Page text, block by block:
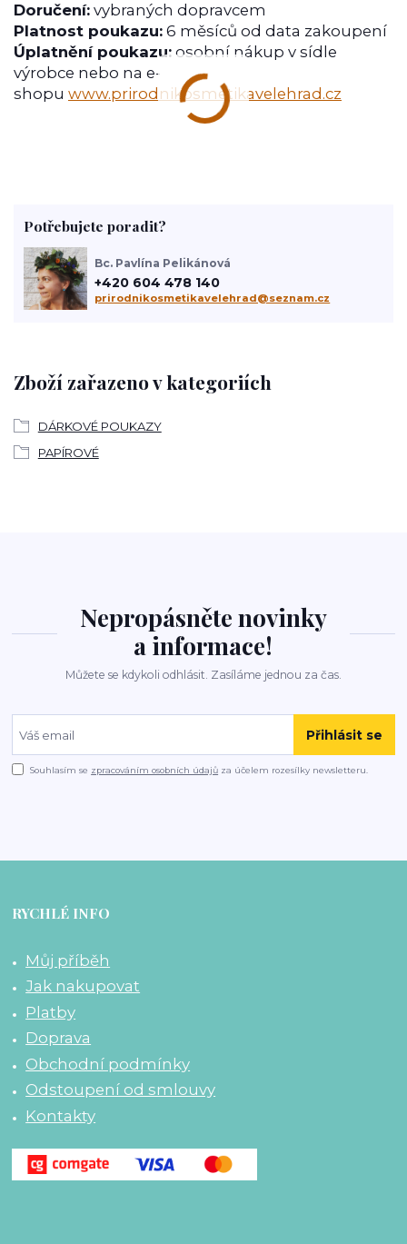
Doručení: vybraných dopravcem
Platnost poukazu: 6 měsíců od data zakoupení
Úplatnění poukazu: osobní nákup v sídle
výrobce nebo na e-
shopu www.prirodnikosmetikavelehrad.cz
Zboží zařazeno v kategoriích
DÁRKOVÉ POUKAZY
PAPÍROVÉ
Potřebujete poradit?
Bc. Pavlína Pelikánová
+420 604 478 140
prirodnikosmetikavelehrad@seznam.cz
Nepropásněte novinky
a informace!
Můžete se kdykoli odhlásit. Zasíláme jednou za čas.
Přihlásit se
Souhlasím se zpracováním osobních údajů za účelem rozesílky newsletteru.
RYCHLÉ INFO
Můj příběh
Jak nakupovat
Platby
Doprava
Obchodní podmínky
Odstoupení od smlouvy
Kontakty